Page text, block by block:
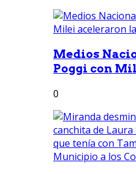
Medios
Poggi con
0